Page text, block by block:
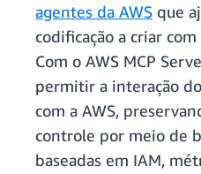
agentes da AWS que
codificação a criar
Com o AWS MCP
permitir a interação
com a AWS,
controle por meio de
baseadas em IAM,